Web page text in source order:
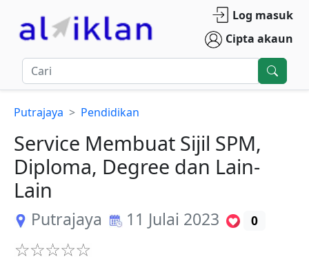
Log masuk
Cipta akaun
Putrajaya Pendidikan
Service Membuat Sijil SPM,
Diploma, Degree dan Lain-
Lain
Putrajaya 11 Julai 2023 0